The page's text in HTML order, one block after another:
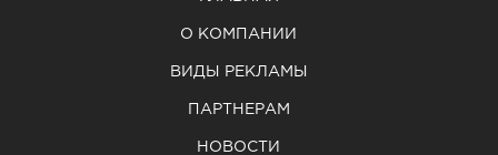
О КОМПАНИИ
ВИДЫ РЕКЛАМЫ
ПАРТНЕРАМ
НОВОСТИ